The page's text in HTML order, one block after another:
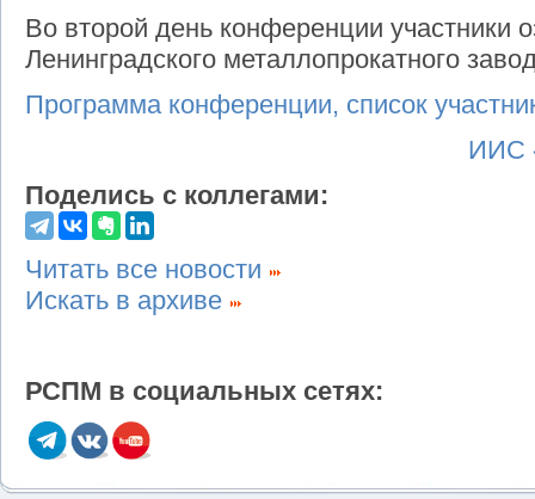
Во второй день конференции участники
Ленинградского металлопрокатного
Программа конференции, список
ИИС
Поделись с коллегами:
Читать все новости
Искать в архиве
РСПМ в социальных сетях: